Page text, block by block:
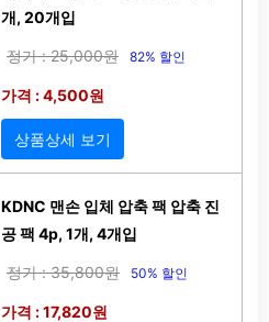
개, 20개입
정가 : 25,000원 82% 할인
가격 : 4,500원
상품상세 보기
KDNC 맨손 입체 압축 팩 압축 진
공 팩 4p, 1개, 4개입
정가 : 35,800원 50% 할인
가격 : 17,820원